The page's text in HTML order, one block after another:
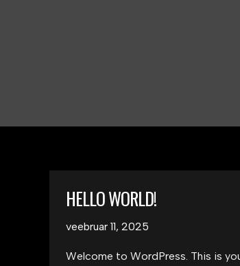
HELLO WORLD!
veebruar 11, 2025
Welcome to WordPress. This is